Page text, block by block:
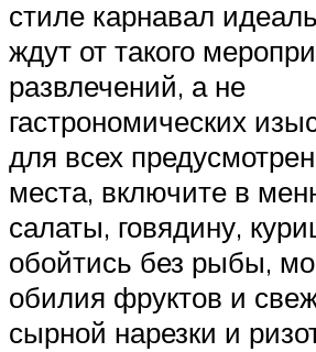
стиле карнавал
ждут от такого
развлечений, а не
гастрономических
для всех
места, включите в
салаты, говядину,
обойтись без рыбы,
обилия фруктов и
сырной нарезки и